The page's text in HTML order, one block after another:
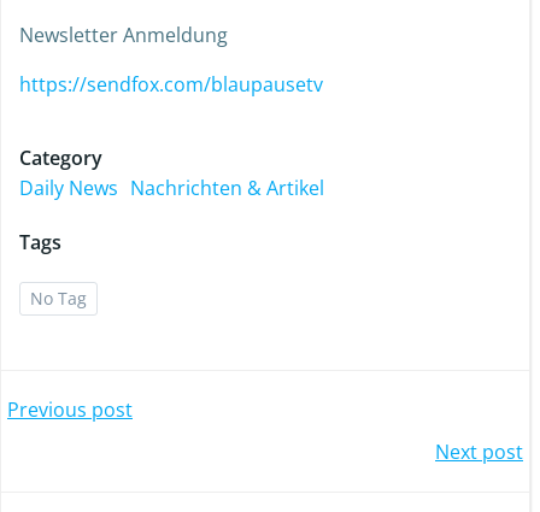
Newsletter Anmeldung
https://sendfox.com/blaupausetv
Category
Daily News Nachrichten & Artikel
Tags
No Tag
Previous post
Next post